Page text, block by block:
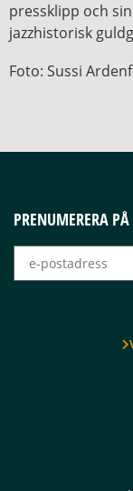
pressklipp och
jazzhistorisk
Foto: Sussi
PRENUMERERA